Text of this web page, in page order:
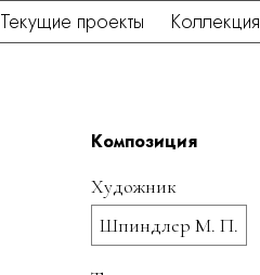
Коллекция
Текущие проекты
Композиция
Художник
Шпиндлер М. П.